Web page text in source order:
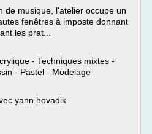
de musique, l'atelier occupe un
fenêtres à imposte donnant
les prat...
- Techniques mixtes -
- Pastel - Modelage
yann hovadik